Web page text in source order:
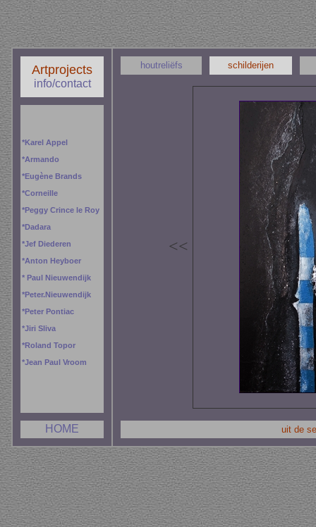
Artprojects
info/contact
*Karel Appel
*Armando
*Eugène Brands
*Corneille
*Peggy Crince le Roy
*Dadara
*Jef Diederen
*Anton Heyboer
* Paul Nieuwendijk
*Peter.Nieuwendijk
*Peter Pontiac
*Jiri Sliva
*Roland Topor
*Jean Paul Vroom
HOME
houtreliëfs schilderijen
<<
uit de